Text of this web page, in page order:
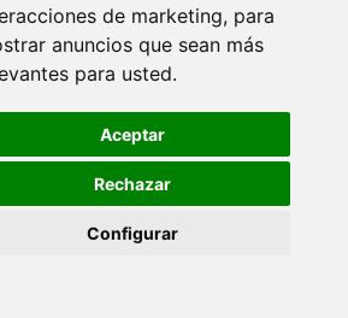
de marketing, para
anuncios que sean más
para usted.
Aceptar
Rechazar
Configurar
De Madera
30 Cm 5